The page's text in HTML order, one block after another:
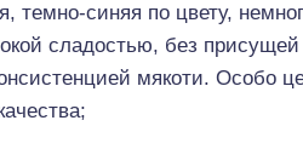
темно-синяя по цвету,
сладостью, без
мякоти. Особо